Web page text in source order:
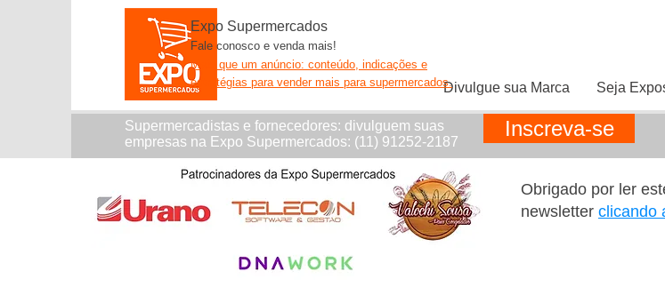
Divulgue sua Marca Seja
Expo Supermercados
Fale conosco e venda mais!
Mais que um anúncio: conteúdo, indicações e
estratégias para vender mais para supermercados.
Supermercadistas e fornecedores: divulguem suas
empresas na Expo Supermercados: (11) 91252-2187
Inscreva-se
Obrigado por ler
newsletter clicando